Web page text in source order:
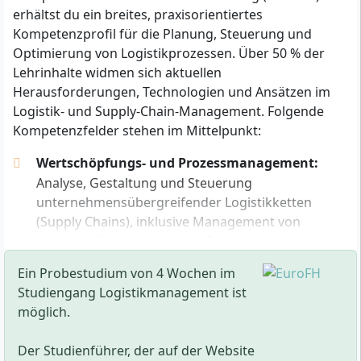
Allgemeine Hochschulreife (Abitur),
Fachhochschulreife oder eine als gleichwertig
anerkannte Hochschulzugangsberechtigungund
eine mindestens zwölfwöchige, fachlich
einschlägige berufspraktische Tätigkeit.
Alternativ: Eine geeignete fachspezifische
Fortbildungsprüfung (z. B. Meister, Fachwirt)
ein Beratungsgespräch mit Vertreterinnen und
Vertretern des Zulassungsausschusses der Euro-
FH.
Oder: Abgeschlossene Berufsausbildung
mindestens dreijährige Berufstätigkeit im
fachlichen Zusammenhangsowieerfolgreicher
Abschluss einer Eingangsprüfung, die deine
Studierfähigkeit nachweist.
Grundlegende Fertigkeiten in Mathematik und
Englisch (mindestens auf Schulniveau) sind
erhältst du ein breites, praxisorientiertes
Kompetenzprofil für die Planung, Steuerung und
Optimierung von Logistikprozessen. Über 50 % der
Lehrinhalte widmen sich aktuellen
Herausforderungen, Technologien und Ansätzen im
Logistik- und Supply-Chain-Management. Folgende
Kompetenzfelder stehen im Mittelpunkt:
Wertschöpfungs- und Prozessmanagement:
Analyse, Gestaltung und Steuerung
unternehmensübergreifender Logistikketten
(Supply Chains), inklusive Management von
Betriebswirtschaftliche Grundlagen:Vermittlung
von wirtschaftswissenschaftlichem Know-how
zum Verständnis unternehmensinterner und -
externer Zusammenhänge in Logistik und
Ein Probestudium von 4 Wochen im
Studiengang Logistikmanagement ist
möglich.
Der Studienführer, der auf der Website